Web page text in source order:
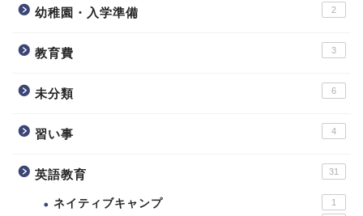
幼稚園・入学準備 2
教育費 3
未分類 6
習い事 4
英語教育 31
ネイティブキャンプ 1